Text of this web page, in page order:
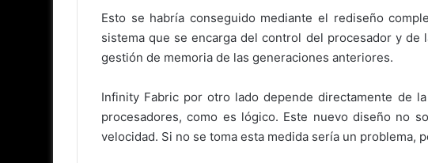
Esto se habría conseguido mediante el rediseño
sistema que se encarga del control del procesador y
gestión de memoria de las generaciones anteriores.
Infinity Fabric por otro lado depende directamente de
procesadores, como es lógico. Este nuevo diseño no
velocidad. Si no se toma esta medida sería un problema,